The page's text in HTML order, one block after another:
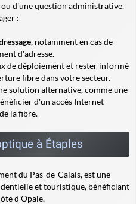
d'une question administrative.
:
, notamment en cas de
d'adresse.
de déploiement et rester informé
fibre dans votre secteur.
solution alternative, comme une
d'un accès Internet
la fibre.
à Étaples
du Pas-de-Calais, est une
et touristique, bénéficiant
d'Opale.